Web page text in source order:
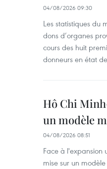
04/08/2026 09:30
Les statistiques du
dons d’organes
cours des huit
donneurs en état
Hô Chi
un modèle
04/08/2026 08:51
Face à l'expansion
mise sur un